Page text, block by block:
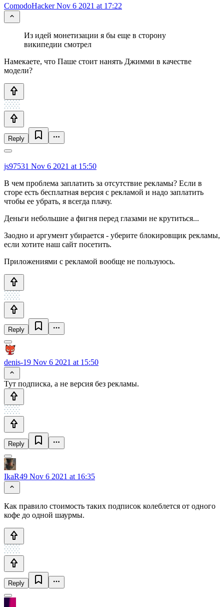
ComodoHackerNov 6 2021 at 17:22
Из идей монетизации я бы еще в сторону
википедии смотрел
Намекаете, что Паше стоит нанять Джимми в качестве
модели?
Reply
js97531 Nov 6 2021 at 15:50
В чем проблема заплатить за отсутствие рекламы? Если в
сторе есть бесплатная версия с рекламой и надо заплатить
чтобы ее убрать, я всегда плачу.
Деньги небольшие а фигня перед глазами не крутиться...
Заодно и аргумент убирается - уберите блокировщик рекламы,
если хотите наш сайт посетить.
Приложениями с рекламой вообще не пользуюсь.
Reply
denis-19 Nov 6 2021 at 15:50
Тут подписка, а не версия без рекламы.
Reply
IkaR49 Nov 6 2021 at 16:35
Как правило стоимость таких подписок колеблется от одного
кофе до одной шаурмы.
Reply